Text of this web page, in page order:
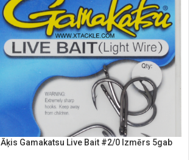
Āķis Gamakatsu Live Bait #2/0 Izmērs 5gab